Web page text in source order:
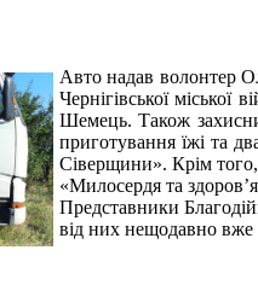
Авто надав волонтер
Чернігівської
Шемець. Також
приготування їжі та
Сіверщини». Крім того,
«Милосердя та
Представники
від них нещодавно вже